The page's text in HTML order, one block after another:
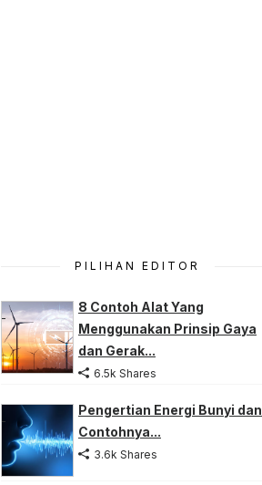
PILIHAN EDITOR
8 Contoh Alat Yang
Menggunakan Prinsip Gaya
dan Gerak...
6.5k Shares
Pengertian Energi Bunyi dan
Contohnya...
3.6k Shares